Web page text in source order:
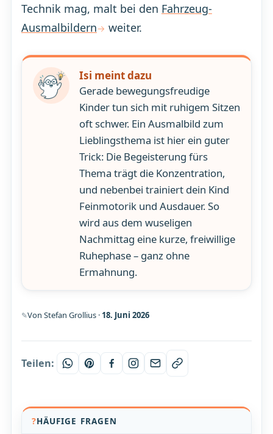
Technik mag, malt bei den Fahrzeug-
Ausmalbildern
weiter.
Isi meint dazu
Gerade bewegungsfreudige
Kinder tun sich mit ruhigem Sitzen
oft schwer. Ein Ausmalbild zum
Lieblingsthema ist hier ein guter
Trick: Die Begeisterung fürs
Thema trägt die Konzentration,
und nebenbei trainiert dein Kind
Feinmotorik und Ausdauer. So
wird aus dem wuseligen
Nachmittag eine kurze, freiwillige
Ruhephase – ganz ohne
Ermahnung.
Von Stefan Grollius · 18. Juni 2026
Teilen:
HÄUFIGE FRAGEN